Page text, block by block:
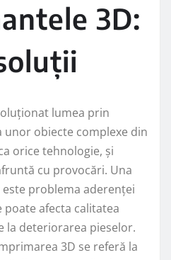
3D:
lumea prin
obiecte complexe din
orice tehnologie, și
cu provocări. Una
problema aderenței
afecta calitatea
la deteriorarea pieselor.
3D se referă la